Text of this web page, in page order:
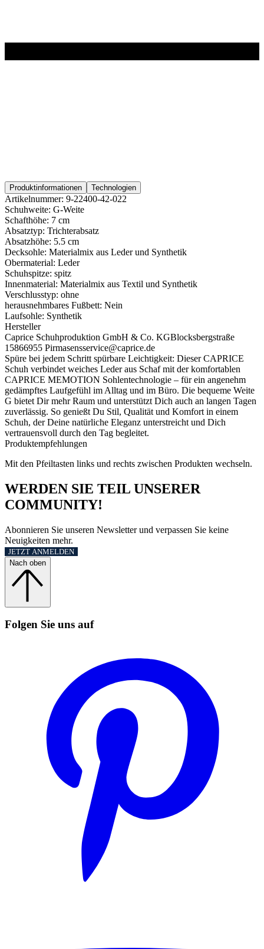
Produktinformationen Technologien
Artikelnummer: 9-22400-42-022
Schuhweite: G-Weite
Schafthöhe: 7 cm
Absatztyp: Trichterabsatz
Absatzhöhe: 5.5 cm
Decksohle: Materialmix aus Leder und Synthetik
Obermaterial: Leder
Schuhspitze: spitz
Innenmaterial: Materialmix aus Textil und Synthetik
Verschlusstyp: ohne
herausnehmbares Fußbett: Nein
Laufsohle: Synthetik
Hersteller
Caprice Schuhproduktion GmbH & Co. KGBlocksbergstraße
15866955 Pirmasensservice@caprice.de
Spüre bei jedem Schritt spürbare Leichtigkeit: Dieser CAPRICE
Schuh verbindet weiches Leder aus Schaf mit der komfortablen
CAPRICE MEMOTION Sohlentechnologie – für ein angenehm
gedämpftes Laufgefühl im Alltag und im Büro. Die bequeme Weite
G bietet Dir mehr Raum und unterstützt Dich auch an langen Tagen
zuverlässig. So genießt Du Stil, Qualität und Komfort in einem
Schuh, der Deine natürliche Eleganz unterstreicht und Dich
vertrauensvoll durch den Tag begleitet.
Produktempfehlungen
Mit den Pfeiltasten links und rechts zwischen Produkten wechseln.
WERDEN SIE TEIL UNSERER
COMMUNITY!
Abonnieren Sie unseren Newsletter und verpassen Sie keine
Neuigkeiten mehr.
JETZT ANMELDEN
Nach oben
Folgen Sie uns auf